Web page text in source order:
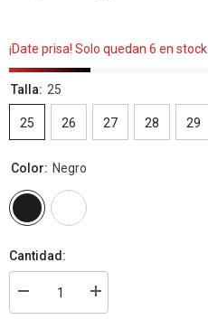
¡Date prisa! Solo quedan 6 en stock
Talla: 25
25 26 27 28 29
Color: Negro
Cantidad:
Disminuir
cantidad
aumentar
la